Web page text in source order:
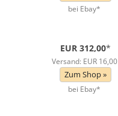
bei Ebay*
EUR 312,00*
Versand: EUR 16,00
Zum Shop »
bei Ebay*